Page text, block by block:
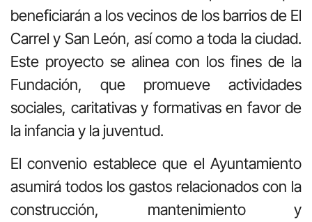
beneficiarán a los vecinos de los barrios de El
Carrel y San León, así como a toda la ciudad.
Este proyecto se alinea con los fines de la
Fundación, que promueve actividades
sociales, caritativas y formativas en favor de
la infancia y la juventud.
El convenio establece que el Ayuntamiento
asumirá todos los gastos relacionados con la
construcción, mantenimiento y